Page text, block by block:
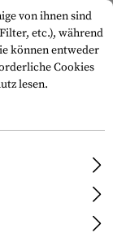
von ihnen sind
etc.), während
können entweder
Cookies
lesen.